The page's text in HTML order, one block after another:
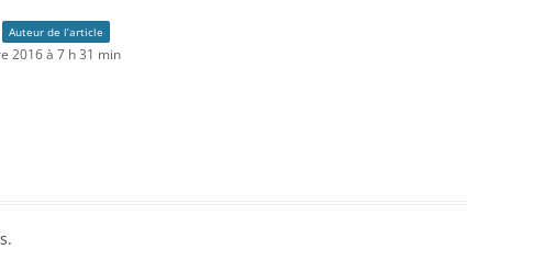
Auteur de l’article
2016 à 7 h 31 min